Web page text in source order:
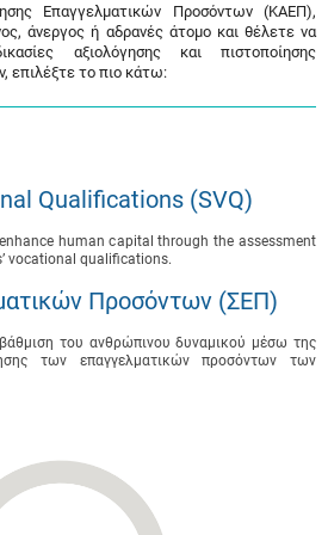
Επαγγελματικών Προσόντων (ΚΑΕΠ),
άνεργος ή αδρανές άτομο και θέλετε να
αξιολόγησης και πιστοποίησης
επιλέξτε το πιο κάτω:
Qualifications (SVQ)
human capital through the assessment
vocational qualifications.
Προσόντων (ΣΕΠ)
του ανθρώπινου δυναμικού μέσω της
των επαγγελματικών προσόντων των